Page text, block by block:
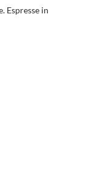
Espresse in